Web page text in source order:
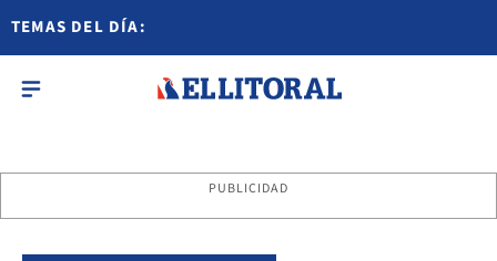
TEMAS DEL DÍA:
PUBLICIDAD